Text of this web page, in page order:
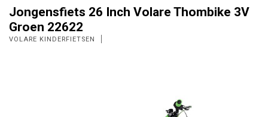
Jongensfiets 26 Inch Volare Thombike 3V
Groen 22622
VOLARE KINDERFIETSEN